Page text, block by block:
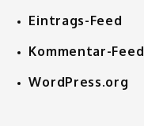
Eintrags-Feed
Kommentar-Feed
WordPress.org